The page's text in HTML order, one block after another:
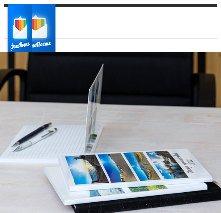
Ваш регион доставки
Выберите из списка: